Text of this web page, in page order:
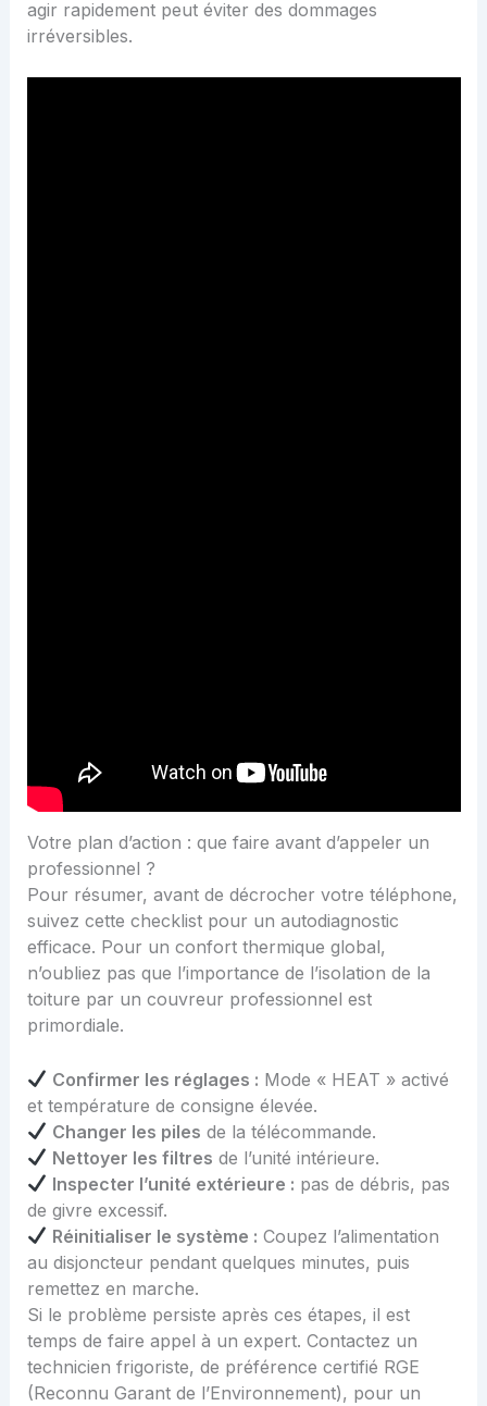
agir rapidement peut éviter des dommages
irréversibles.
Votre plan d’action : que faire avant d’appeler un
professionnel ?
Pour résumer, avant de décrocher votre téléphone,
suivez cette checklist pour un autodiagnostic
efficace. Pour un confort thermique global,
n’oubliez pas que l’importance de l’isolation de la
toiture par un couvreur professionnel est
primordiale.
Confirmer les réglages : Mode « HEAT » activé
et température de consigne élevée.
Changer les piles de la télécommande.
Nettoyer les filtres de l’unité intérieure.
Inspecter l’unité extérieure : pas de débris, pas
de givre excessif.
Réinitialiser le système : Coupez l’alimentation
au disjoncteur pendant quelques minutes, puis
remettez en marche.
Si le problème persiste après ces étapes, il est
temps de faire appel à un expert. Contactez un
technicien frigoriste, de préférence certifié RGE
(Reconnu Garant de l’Environnement), pour un